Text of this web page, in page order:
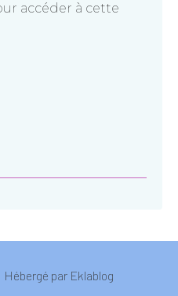
accéder à cette
par Eklablog